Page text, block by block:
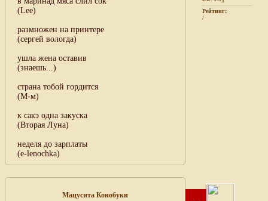
(Lee)
размножен на принтере
(сергей вологда)
ушла жена оставив
(знаешь...)
страна тобой гордится
(М-м)
к сакэ одна закуска
(Вторая Луна)
неделя до зарплаты
(e-lenochka)
Рейтинг:
/
Мацусита Конобуки